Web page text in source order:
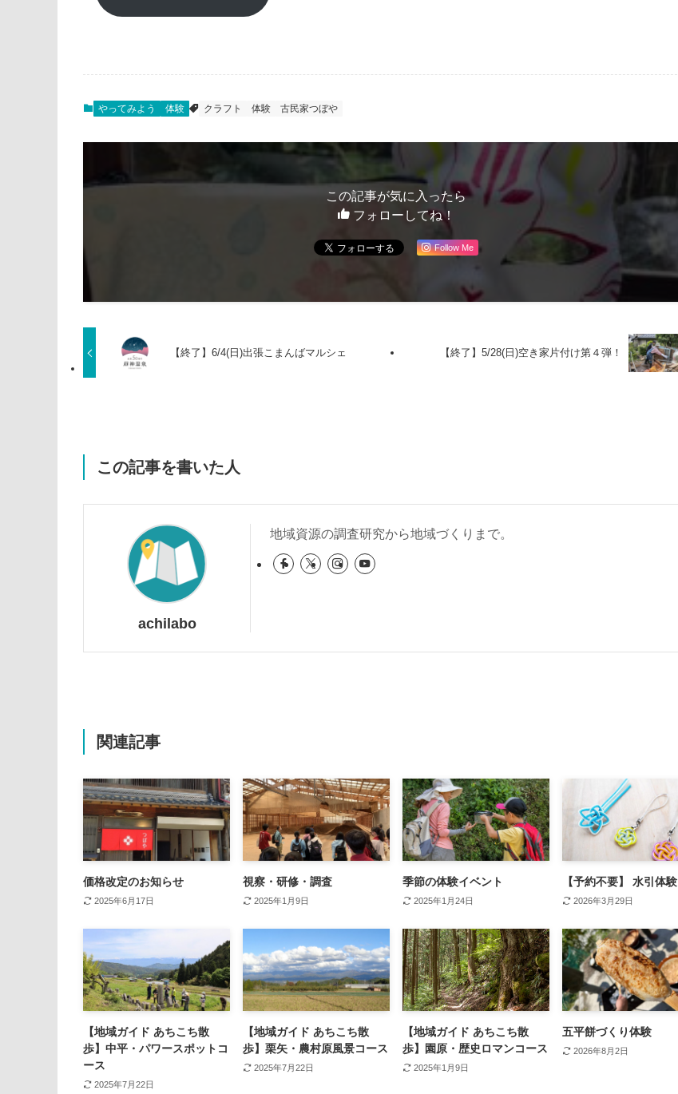
やってみよう 体験 クラフト 体験 古民家つぼや
この記事が気に入ったら
フォローしてね！
Follow Me
【終了】6/4(日)出張こまんばマルシェ 【終了】5/28(日)空き家片付け第４弾！
この記事を書いた人
achilabo
地域資源の調査研究から地域づくりまで。
関連記事
価格改定のお知らせ
2025年6月17日
視察・研修・調査
2025年1月9日
季節の体験イベント
2025年1月24日
【予約不要】 水引体験
2026年3月29日
【地域ガイド あちこち散
歩】中平・パワースポットコ
ース
2025年7月22日
【地域ガイド あちこち散
歩】栗矢・農村原風景コース
2025年7月22日
【地域ガイド あちこち散
歩】園原・歴史ロマンコース
2025年1月9日
五平餅づくり体験
2026年8月2日